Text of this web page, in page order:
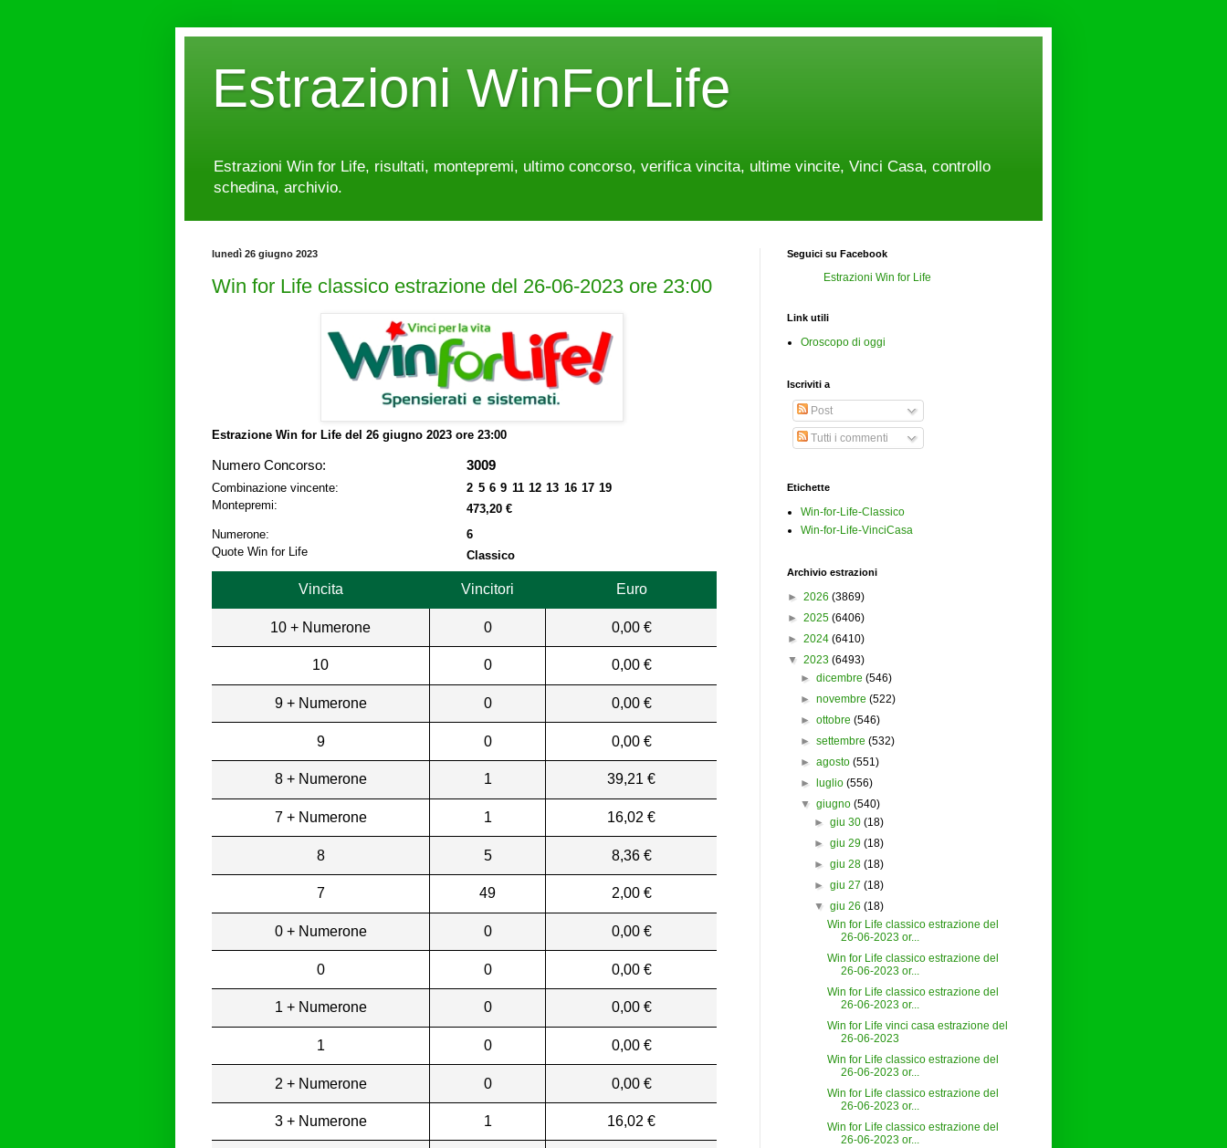
Estrazioni WinForLife
Estrazioni Win for Life, risultati, montepremi, ultimo concorso, verifica vincita, ultime vincite, Vinci Casa, controllo
schedina, archivio.
lunedì 26 giugno 2023
Win for Life classico estrazione del 26-06-2023 ore 23:00
Estrazione Win for Life del 26 giugno 2023 ore 23:00
Numero Concorso: 3009
Combinazione vincente:
2 5 6 9 11 12 13 16 17 19
Montepremi:
473,20 €
Numerone:
6
Quote Win for Life
Classico
Vincita Vincitori Euro
10 + Numerone 0 0,00 €
10 0 0,00 €
9 + Numerone 0 0,00 €
9 0 0,00 €
8 + Numerone 1 39,21 €
7 + Numerone 1 16,02 €
8 5 8,36 €
7 49 2,00 €
0 + Numerone 0 0,00 €
0 0 0,00 €
1 + Numerone 0 0,00 €
1 0 0,00 €
2 + Numerone 0 0,00 €
3 + Numerone 1 16,02 €
Seguici su Facebook
Estrazioni Win for Life
Link utili
Oroscopo di oggi
Iscriviti a
Post
Tutti i commenti
Etichette
Win-for-Life-Classico
Win-for-Life-VinciCasa
Archivio estrazioni
► 2026 (3869)
► 2025 (6406)
► 2024 (6410)
▼ 2023 (6493)
►dicembre (546)
►novembre (522)
►ottobre (546)
►settembre (532)
►agosto (551)
►
luglio (556)
▼ giugno (540)
► giu 30 (18)
► giu 29 (18)
► giu 28 (18)
► giu 27 (18)
▼ giu 26 (18)
Win for Life classico estrazione del
26-06-2023 or...
Win for Life classico estrazione del
26-06-2023 or...
Win for Life classico estrazione del
26-06-2023 or...
Win for Life vinci casa estrazione del
26-06-2023
Win for Life classico estrazione del
26-06-2023 or...
Win for Life classico estrazione del
26-06-2023 or...
Win for Life classico estrazione del
26-06-2023 or...